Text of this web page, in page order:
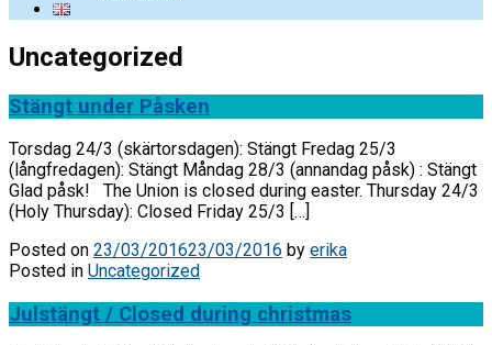
Uncategorized
Stängt under Påsken
Torsdag 24/3 (skärtorsdagen): Stängt Fredag 25/3
(långfredagen): Stängt Måndag 28/3 (annandag påsk) : Stängt
Glad påsk! The Union is closed during easter. Thursday 24/3
(Holy Thursday): Closed Friday 25/3 […]
Posted on 23/03/201623/03/2016 by erika
Posted in Uncategorized
Julstängt / Closed during christmas